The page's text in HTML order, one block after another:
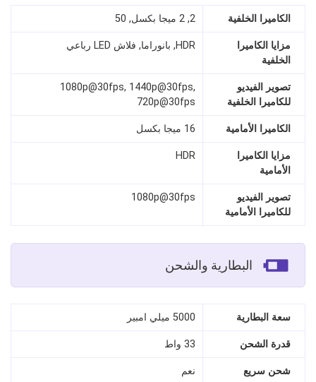
الكاميرا الخلفية 2, 2 ميجا بكسل, 50
مزايا الكاميرا
الخلفية
HDR, بانوراما, فلاش LED رباعي
تصوير الفيديو
للكاميرا الخلفية
1080p@30fps, 1440p@30fps,
720p@30fps
الكاميرا الأمامية 16 ميجا بكسل
مزايا الكاميرا
الأمامية
HDR
تصوير الفيديو
للكاميرا الأمامية
1080p@30fps
البطارية والشحن
سعة البطارية 5000 ميلي امبير
قدرة الشحن 33 واط
شحن سريع نعم